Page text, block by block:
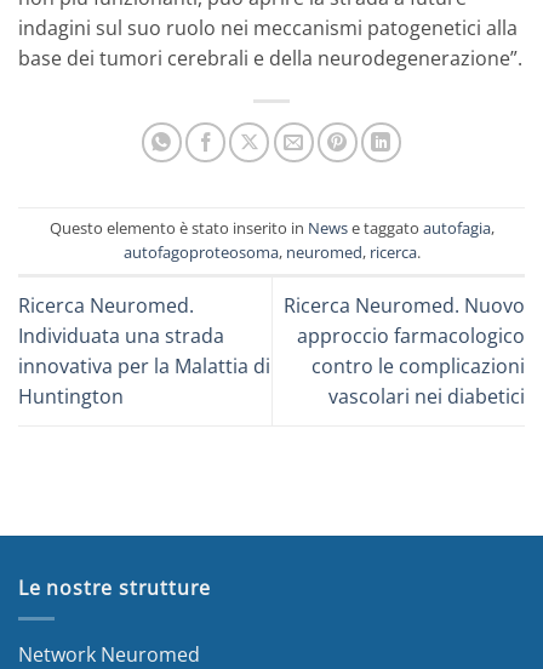
indagini sul suo ruolo nei meccanismi patogenetici alla
base dei tumori cerebrali e della neurodegenerazione”.
Questo elemento è stato inserito in Newse taggato autofagia,
autofagoproteosoma, neuromed, ricerca.
Ricerca Neuromed.
Individuata una strada
innovativa per la Malattia di
Huntington
Ricerca Neuromed. Nuovo
approccio farmacologico
contro le complicazioni
vascolari nei diabetici
Le nostre strutture
Network Neuromed